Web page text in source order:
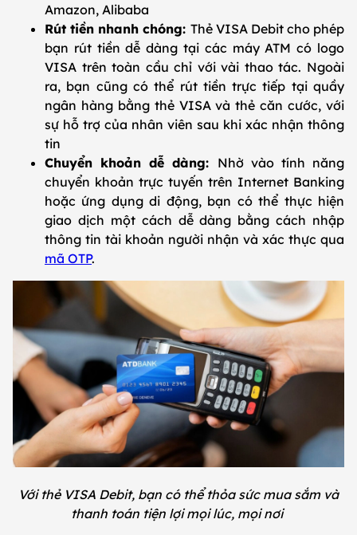
Amazon, Alibaba
Rút tiền nhanh chóng: Thẻ VISA Debit cho phép
bạn rút tiền dễ dàng tại các máy ATM có logo
VISA trên toàn cầu chỉ với vài thao tác. Ngoài
ra, bạn cũng có thể rút tiền trực tiếp tại quầy
ngân hàng bằng thẻ VISA và thẻ căn cước, với
sự hỗ trợ của nhân viên sau khi xác nhận thông
tin
Chuyển khoản dễ dàng: Nhờ vào tính năng
chuyển khoản trực tuyến trên Internet Banking
hoặc ứng dụng di động, bạn có thể thực hiện
giao dịch một cách dễ dàng bằng cách nhập
thông tin tài khoản người nhận và xác thực qua
mã OTP.
Với thẻ VISA Debit, bạn có thể thỏa sức mua sắm và
thanh toán tiện lợi mọi lúc, mọi nơi